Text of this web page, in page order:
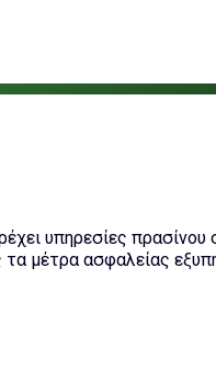
υπηρεσίες πρασίνου
μέτρα ασφαλείας